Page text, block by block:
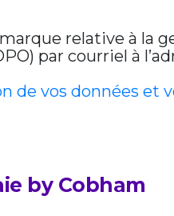
relative à la
par courriel à
de vos données et
by Cobham